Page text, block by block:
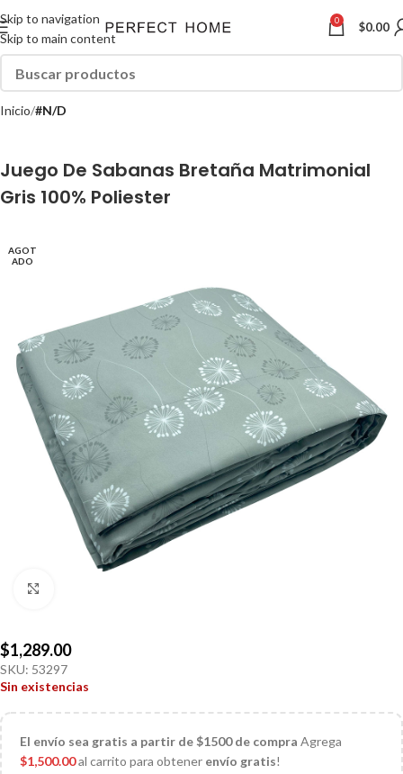
Skip to navigation
Skip to main content
0 $0.00
Inicio #N/D
Juego De Sabanas Bretaña Matrimonial
Gris 100% Poliester
AGOT
ADO
$1,289.00
SKU: 53297
Sin existencias
El envío sea gratis a partir de $1500 de compra Agrega
$1,500.00al carrito para obtener envío gratis!